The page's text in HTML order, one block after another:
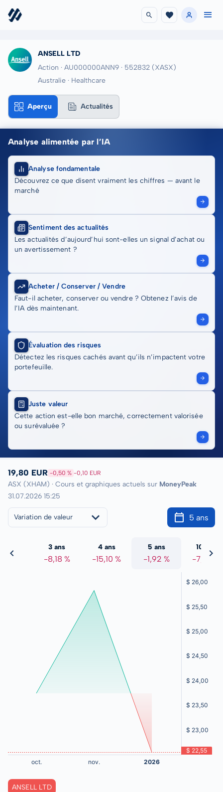
ANSELL LTD
Action · AU000000ANN9 · 552832 (XASX)
Australie · Healthcare
Aperçu Actualités
Analyse alimentée par l’IA
Analyse fondamentale
Découvrez ce que disent vraiment les chiffres — avant le
marché
Sentiment des actualités
Les actualités d’aujourd’hui sont-elles un signal d’achat ou
un avertissement ?
Acheter / Conserver / Vendre
Faut-il acheter, conserver ou vendre ? Obtenez l’avis de
l’IA dès maintenant.
Évaluation des risques
Détectez les risques cachés avant qu’ils n’impactent votre
portefeuille.
Juste valeur
Cette action est-elle bon marché, correctement valorisée
ou surévaluée ?
19,80 EUR -0,50 % -0,10 EUR
ASX (XHAM) · Cours et graphiques actuels sur MoneyPeak
31.07.2026 15:25
Variation de valeur 5 ans
%
3 ans
-8,18 %
4 ans
-15,10 %
5 ans
-1,92 %
10 ans
-7,57 %
ANSELL LTD